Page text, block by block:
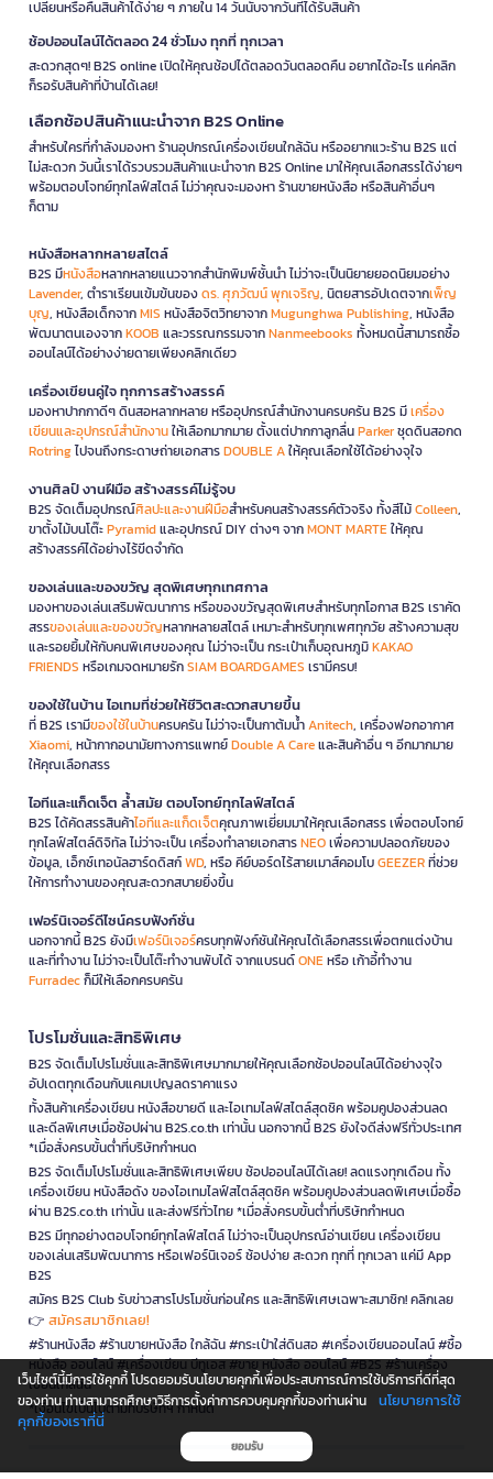
เปลี่ยนหรือคืนสินค้าได้ง่าย ๆ ภายใน 14 วันนับจากวันที่ได้รับสินค้า
ช้อปออนไลน์ได้ตลอด 24 ชั่วโมง ทุกที่ ทุกเวลา
สะดวกสุดๆ! B2S online เปิดให้คุณช้อปได้ตลอดวันตลอดคืน อยากได้อะไร แค่คลิก
ก็รอรับสินค้าที่บ้านได้เลย!
เลือกช้อปสินค้าแนะนำจาก B2S Online
สำหรับใครที่กำลังมองหา ร้านอุปกรณ์เครื่องเขียนใกล้ฉัน หรืออยากแวะร้าน B2S แต่
ไม่สะดวก วันนี้เราได้รวบรวมสินค้าแนะนำจาก B2S Online มาให้คุณเลือกสรรได้ง่ายๆ
พร้อมตอบโจทย์ทุกไลฟ์สไตล์ ไม่ว่าคุณจะมองหา ร้านขายหนังสือ หรือสินค้าอื่นๆ
ก็ตาม
หนังสือหลากหลายสไตล์
B2S มีหนังสือหลากหลายแนวจากสำนักพิมพ์ชั้นนำ ไม่ว่าจะเป็นนิยายยอดนิยมอย่าง
Lavender, ตำราเรียนเข้มข้นของดร. ศุภวัฒน์ พุกเจริญ, นิตยสารอัปเดตจากเพ็ญ
บุญ, หนังสือเด็กจากMIS หนังสือจิตวิทยาจากMugunghwa Publishing, หนังสือ
พัฒนาตนเองจากKOOB และวรรณกรรมจากNanmeebooks ทั้งหมดนี้สามารถซื้อ
ออนไลน์ได้อย่างง่ายดายเพียงคลิกเดียว
เครื่องเขียนคู่ใจ ทุกการสร้างสรรค์
มองหาปากกาดีๆ ดินสอหลากหลาย หรืออุปกรณ์สำนักงานครบครัน B2S มีเครื่อง
เขียนและอุปกรณ์สำนักงานให้เลือกมากมาย ตั้งแต่ปากกาลูกลื่นParkerชุดดินสอกด
Rotringไปจนถึงกระดาษถ่ายเอกสารDOUBLE Aให้คุณเลือกใช้ได้อย่างจุใจ
งานศิลป์ งานฝีมือ สร้างสรรค์ไม่รู้จบ
B2S จัดเต็มอุปกรณ์ศิลปะและงานฝีมือสำหรับคนสร้างสรรค์ตัวจริง ทั้งสีไม้Colleen,
ขาตั้งไม้บนโต๊ะPyramidและอุปกรณ์ DIY ต่างๆ จากMONT MARTEให้คุณ
สร้างสรรค์ได้อย่างไร้ขีดจำกัด
ของเล่นและของขวัญ สุดพิเศษทุกเทศกาล
มองหาของเล่นเสริมพัฒนาการ หรือของขวัญสุดพิเศษสำหรับทุกโอกาส B2S เราคัด
สรรของเล่นและของขวัญหลากหลายสไตล์ เหมาะสำหรับทุกเพศทุกวัย สร้างความสุข
และรอยยิ้มให้กับคนพิเศษของคุณ ไม่ว่าจะเป็น กระเป๋าเก็บอุณหภูมิKAKAO
FRIENDS หรือเกมจดหมายรักSIAM BOARDGAMES เรามีครบ!
ของใช้ในบ้าน ไอเทมที่ช่วยให้ชีวิตสะดวกสบายขึ้น
ที่ B2S เรามีของใช้ในบ้านครบครัน ไม่ว่าจะเป็นกาต้มน้ำAnitech, เครื่องฟอกอากาศ
Xiaomi, หน้ากากอนามัยทางการแพทย์Double A Careและสินค้าอื่น ๆ อีกมากมาย
ให้คุณเลือกสรร
ไอทีและแก็ดเจ็ต ล้ำสมัย ตอบโจทย์ทุกไลฟ์สไตล์
B2S ได้คัดสรรสินค้าไอทีและแก็ดเจ็ตคุณภาพเยี่ยมมาให้คุณเลือกสรร เพื่อตอบโจทย์
ทุกไลฟ์สไตล์ดิจิทัล ไม่ว่าจะเป็น เครื่องทำลายเอกสารNEOเพื่อความปลอดภัยของ
ข้อมูล, เอ็กซ์เทอนัลฮาร์ดดิสก์WD, หรือ คีย์บอร์ดไร้สายเมาส์คอมโบGEEZERที่ช่วย
ให้การทำงานของคุณสะดวกสบายยิ่งขึ้น
เฟอร์นิเจอร์ดีไซน์ครบฟังก์ชั่น
นอกจากนี้ B2S ยังมีเฟอร์นิเจอร์ครบทุกฟังก์ชันให้คุณได้เลือกสรรเพื่อตกแต่งบ้าน
และที่ทำงาน ไม่ว่าจะเป็นโต๊ะทำงานพับได้ จากแบรนด์ONEหรือ เก้าอี้ทำงาน
Furradecก็มีให้เลือกครบครัน
โปรโมชั่นและสิทธิพิเศษ
B2S จัดเต็มโปรโมชั่นและสิทธิพิเศษมากมายให้คุณเลือกช้อปออนไลน์ได้อย่างจุใจ
อัปเดตทุกเดือนกับแคมเปญลดราคาแรง
ทั้งสินค้าเครื่องเขียน หนังสือขายดี และไอเทมไลฟ์สไตล์สุดชิค พร้อมคูปองส่วนลด
และดีลพิเศษเมื่อช้อปผ่าน B2S.co.th เท่านั้น นอกจากนี้ B2S ยังใจดีส่งฟรีทั่วประเทศ
*เมื่อสั่งครบขั้นต่ำที่บริษัทกำหนด
B2S จัดเต็มโปรโมชั่นและสิทธิพิเศษเพียบ ช้อปออนไลน์ได้เลย! ลดแรงทุกเดือน ทั้ง
เครื่องเขียน หนังสือดัง ของไอเทมไลฟ์สไตล์สุดชิค พร้อมคูปองส่วนลดพิเศษเมื่อซื้อ
ผ่าน B2S.co.th เท่านั้น และส่งฟรีทั่วไทย *เมื่อสั่งครบขั้นต่ำที่บริษัทกำหนด
B2S มีทุกอย่างตอบโจทย์ทุกไลฟ์สไตล์ ไม่ว่าจะเป็นอุปกรณ์อ่านเขียน เครื่องเขียน
ของเล่นเสริมพัฒนาการ หรือเฟอร์นิเจอร์ ช้อปง่าย สะดวก ทุกที่ ทุกเวลา แค่มี App
B2S
สมัคร B2S Club รับข่าวสารโปรโมชั่นก่อนใคร และสิทธิพิเศษเฉพาะสมาชิก! คลิกเลย
👉 สมัครสมาชิกเลย!
#ร้านหนังสือ #ร้านขายหนังสือ ใกล้ฉัน #กระเป๋าใส่ดินสอ #เครื่องเขียนออนไลน์ #ซื้อ
หนังสือ ออนไลน์ #เครื่องเขียน บีทูเอส #ขาย หนังสือ ออนไลน์ #B2S #ร้านเครื่อง
เขียนใกล้ฉัน
*เงื่อนไขเป็นไปตามที่บริษัทฯ กำหนด
เว็บไซต์นี้มีการใช้คุกกี้ โปรดยอมรับนโยบายคุกกี้เพื่อประสบการณ์การใช้บริการที่ดีที่สุด
ของท่าน ท่านสามารถศึกษาวิธีการตั้งค่าการควบคุมคุกกี้ของท่านผ่าน
นโยบายการใช้
คุกกี้ของเราที่นี่
ยอมรับ